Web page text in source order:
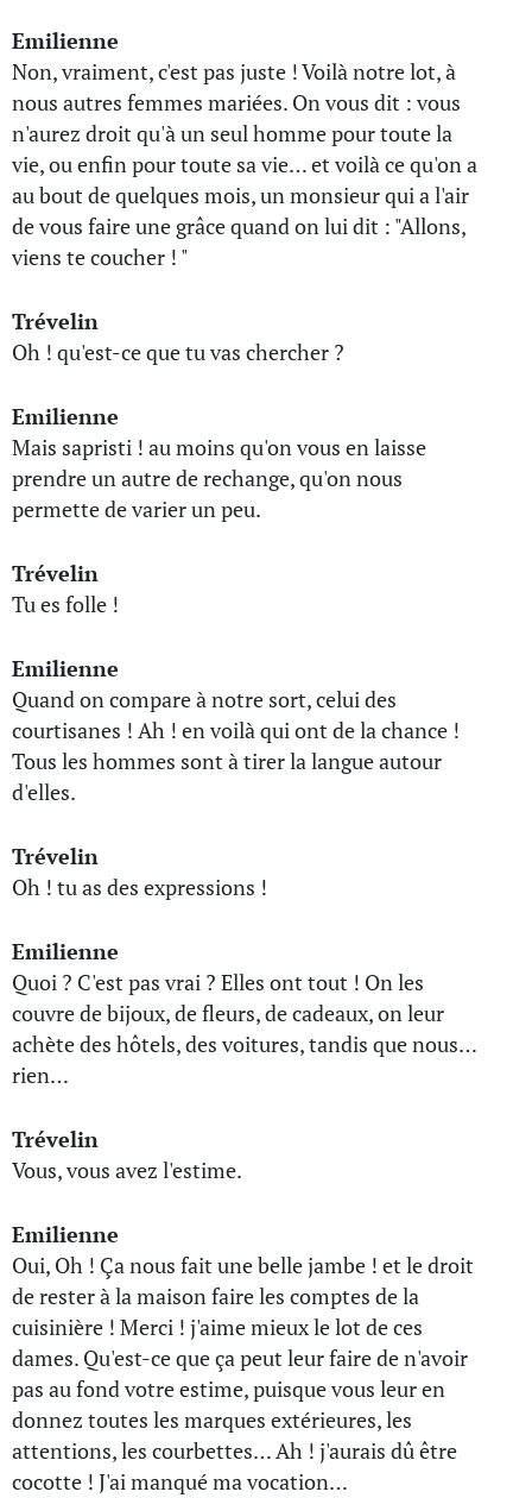
Emilienne
Non, vraiment, c'est pas juste ! Voilà notre lot, à
nous autres femmes mariées. On vous dit : vous
n'aurez droit qu'à un seul homme pour toute la
vie, ou enfin pour toute sa vie… et voilà ce qu'on a
au bout de quelques mois, un monsieur qui a l'air
de vous faire une grâce quand on lui dit : "Allons,
viens te coucher ! "
Trévelin
Oh ! qu'est-ce que tu vas chercher ?
Emilienne
Mais sapristi ! au moins qu'on vous en laisse
prendre un autre de rechange, qu'on nous
permette de varier un peu.
Trévelin
Tu es folle !
Emilienne
Quand on compare à notre sort, celui des
courtisanes ! Ah ! en voilà qui ont de la chance !
Tous les hommes sont à tirer la langue autour
d'elles.
Trévelin
Oh ! tu as des expressions !
Emilienne
Quoi ? C'est pas vrai ? Elles ont tout ! On les
couvre de bijoux, de fleurs, de cadeaux, on leur
achète des hôtels, des voitures, tandis que nous…
rien…
Trévelin
Vous, vous avez l'estime.
Emilienne
Oui, Oh ! Ça nous fait une belle jambe ! et le droit
de rester à la maison faire les comptes de la
cuisinière ! Merci ! j'aime mieux le lot de ces
dames. Qu'est-ce que ça peut leur faire de n'avoir
pas au fond votre estime, puisque vous leur en
donnez toutes les marques extérieures, les
attentions, les courbettes… Ah ! j'aurais dû être
cocotte ! J'ai manqué ma vocation…